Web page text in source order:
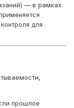
— в рамках
для
прошлое